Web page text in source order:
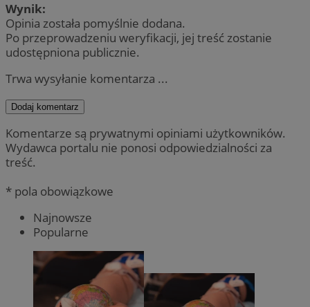
Wynik:
Opinia została pomyślnie dodana.
Po przeprowadzeniu weryfikacji, jej treść zostanie
udostępniona publicznie.
Trwa wysyłanie komentarza ...
Dodaj komentarz
Komentarze są prywatnymi opiniami użytkowników.
Wydawca portalu nie ponosi odpowiedzialności za
treść.
* pola obowiązkowe
Najnowsze
Popularne